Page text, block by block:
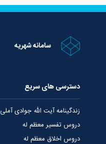
سامانه شهریه
دسترسی های سریع
زندگینامه آیت الله جوادی آملی
دروس تفسیر معظم له
دروس اخلاق معظم له